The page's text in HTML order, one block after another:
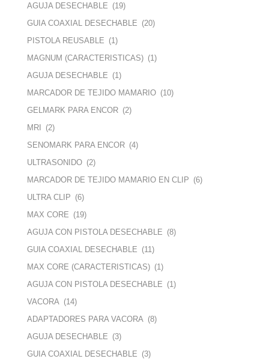
AGUJA DESECHABLE (19)
GUIA COAXIAL DESECHABLE (20)
PISTOLA REUSABLE (1)
MAGNUM (CARACTERISTICAS) (1)
AGUJA DESECHABLE (1)
MARCADOR DE TEJIDO MAMARIO (10)
GELMARK PARA ENCOR (2)
MRI (2)
SENOMARK PARA ENCOR (4)
ULTRASONIDO (2)
MARCADOR DE TEJIDO MAMARIO EN CLIP (6)
ULTRA CLIP (6)
MAX CORE (19)
AGUJA CON PISTOLA DESECHABLE (8)
GUIA COAXIAL DESECHABLE (11)
MAX CORE (CARACTERISTICAS) (1)
AGUJA CON PISTOLA DESECHABLE (1)
VACORA (14)
ADAPTADORES PARA VACORA (8)
AGUJA DESECHABLE (3)
GUIA COAXIAL DESECHABLE (3)